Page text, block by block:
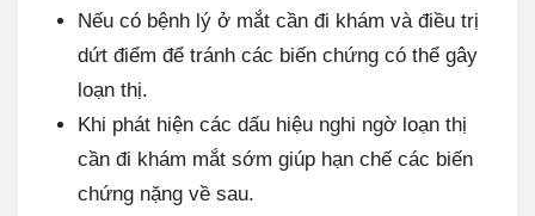
Nếu có bệnh lý ở mắt cần đi khám và điều trị
dứt điểm để tránh các biến chứng có thể gây
loạn thị.
Khi phát hiện các dấu hiệu nghi ngờ loạn thị
cần đi khám mắt sớm giúp hạn chế các biến
chứng nặng về sau.